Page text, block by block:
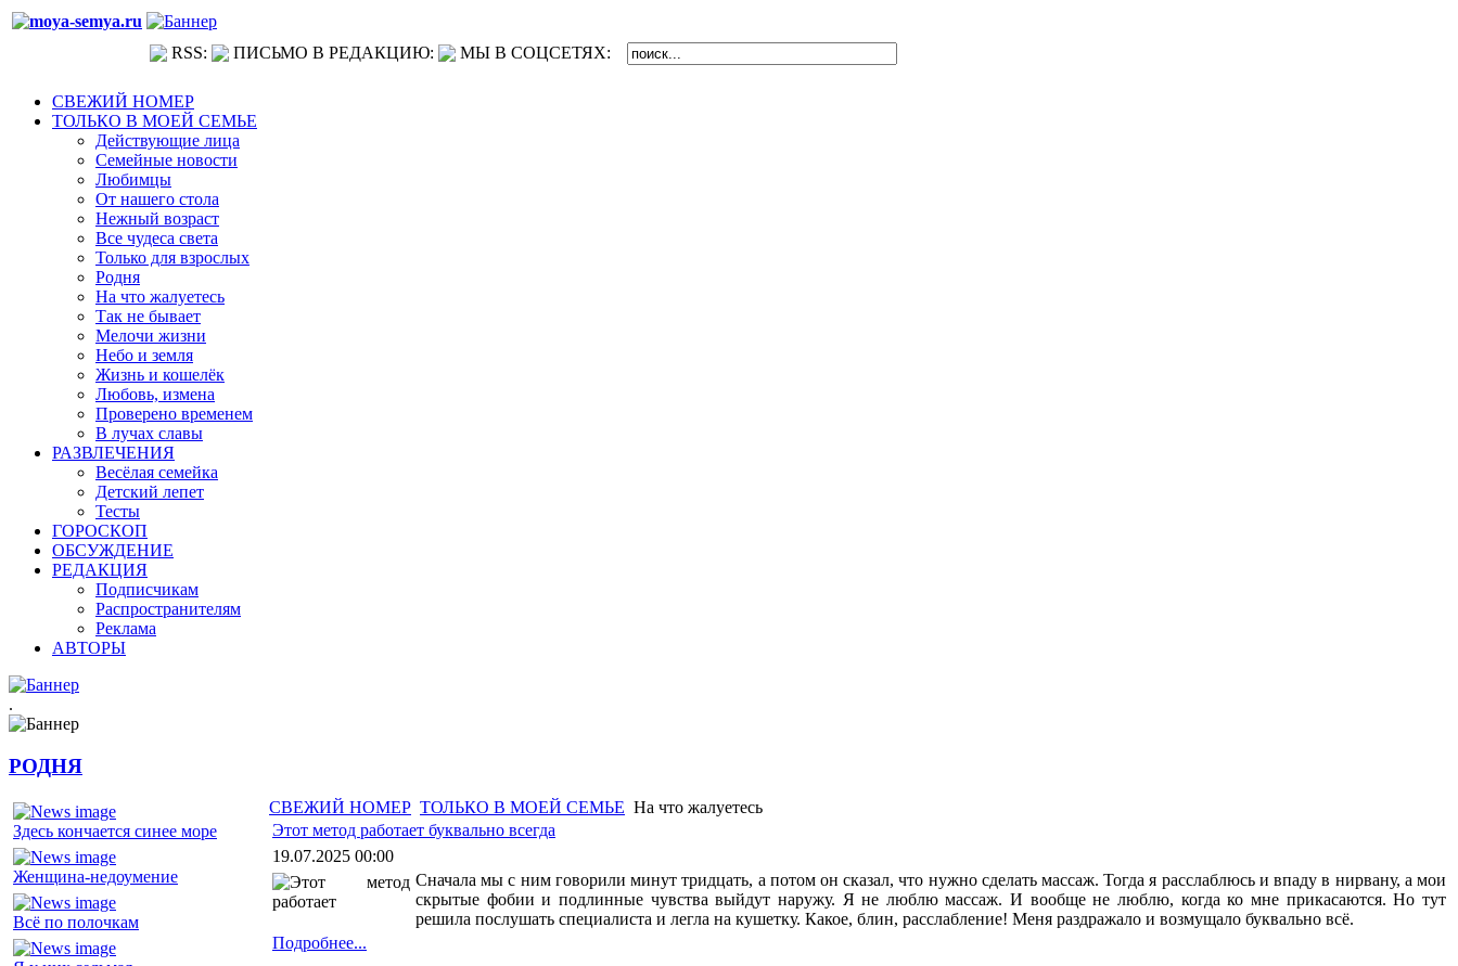
RSS: ПИСЬМО В РЕДАКЦИЮ: МЫ В СОЦСЕТЯХ:
СВЕЖИЙ НОМЕР
ТОЛЬКО В МОЕЙ СЕМЬЕ
Действующие лица
Семейные новости
Любимцы
От нашего стола
Нежный возраст
Все чудеса света
Только для взрослых
Родня
На что жалуетесь
Так не бывает
Мелочи жизни
Небо и земля
Жизнь и кошелёк
Любовь, измена
Проверено временем
В лучах славы
РАЗВЛЕЧЕНИЯ
Весёлая семейка
Детский лепет
Тесты
ГОРОСКОП
ОБСУЖДЕНИЕ
РЕДАКЦИЯ
Подписчикам
Распространителям
Реклама
АВТОРЫ
.
РОДНЯ
Здесь кончается синее море
Женщина-недоумение
Всё по полочкам
СВЕЖИЙ НОМЕР ТОЛЬКО В МОЕЙ СЕМЬЕ На что жалуетесь
Этот метод работает буквально всегда
19.07.2025 00:00
Сначала мы с ним говорили минут тридцать, а потом он сказал, что нужно сделать массаж. Тогда я расслаблюсь и впаду в нирвану, а мои
скрытые фобии и подлинные чувства выйдут наружу. Я не люблю массаж. И вообще не люблю, когда ко мне прикасаются. Но тут
решила послушать специалиста и легла на кушетку. Какое, блин, расслабление! Меня раздражало и возмущало буквально всё.
Подробнее...